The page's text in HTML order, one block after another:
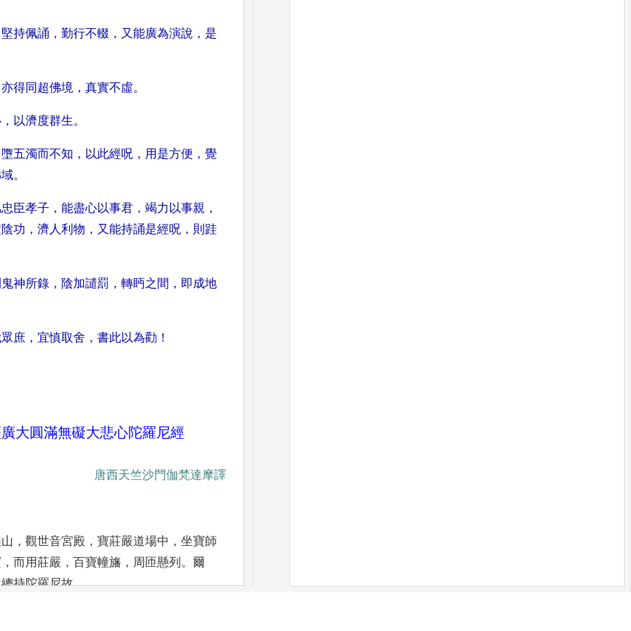
堅持佩誦 ， 勤行不輟 ， 又能廣為演說 ， 是
亦得同超佛境 ， 真實不虛。
， 以濟度群生。
墮五濁而不知 ， 以此經呪 ， 用是方便 ， 覺
。
臣孝子 ， 能盡心以事君 ， 竭力以事親 ，
功 ， 濟人利物 ， 又能持誦是經呪 ， 則跬
神所錄 ， 陰加譴罰 ， 轉眄之間 ， 即成地
庶 ， 宜慎取舍 ， 書此以為勸 ！
大圓滿無礙大悲心陀羅尼經
唐西天竺沙門伽梵達摩譯
， 觀世音宮殿 ， 寶莊嚴道場中 ， 坐寶師
， 而用莊嚴 ， 百寶幢旛 ， 周 匝懸列 。 爾
持陀羅尼故。